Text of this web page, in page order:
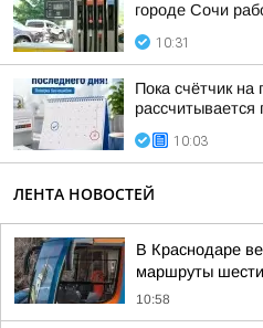
городе Сочи
10:31
Пока счётчик на
рассчитывается
10:03
ЛЕНТА НОВОСТЕЙ
В Краснодаре
маршруты
10:58